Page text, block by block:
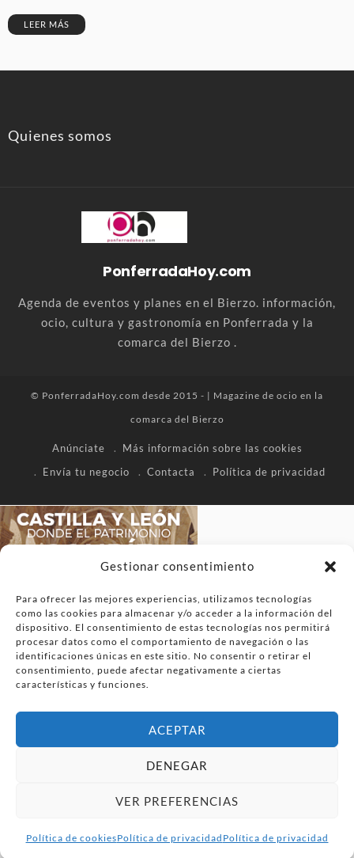
Gestionar consentimiento
Para ofrecer las mejores experiencias, utilizamos tecnologías
como las cookies para almacenar y/o acceder a la información del
dispositivo. El consentimiento de estas tecnologías nos permitirá
procesar datos como el comportamiento de navegación o las
identificaciones únicas en este sitio. No consentir o retirar el
consentimiento, puede afectar negativamente a ciertas
características y funciones.
ACEPTAR
DENEGAR
VER PREFERENCIAS
Política de cookiesPolítica de privacidad Política de privacidad
LEER MÁS
Quienes somos
PonferradaHoy.com
Agenda de eventos y planes en el Bierzo. información,
ocio, cultura y gastronomía en Ponferrada y la
comarca del Bierzo .
© PonferradaHoy.com desde 2015 - | Magazine de ocio en la
comarca del Bierzo
Anúnciate
Más información sobre las cookies
Envía tu negocio
Contacta Política de privacidad